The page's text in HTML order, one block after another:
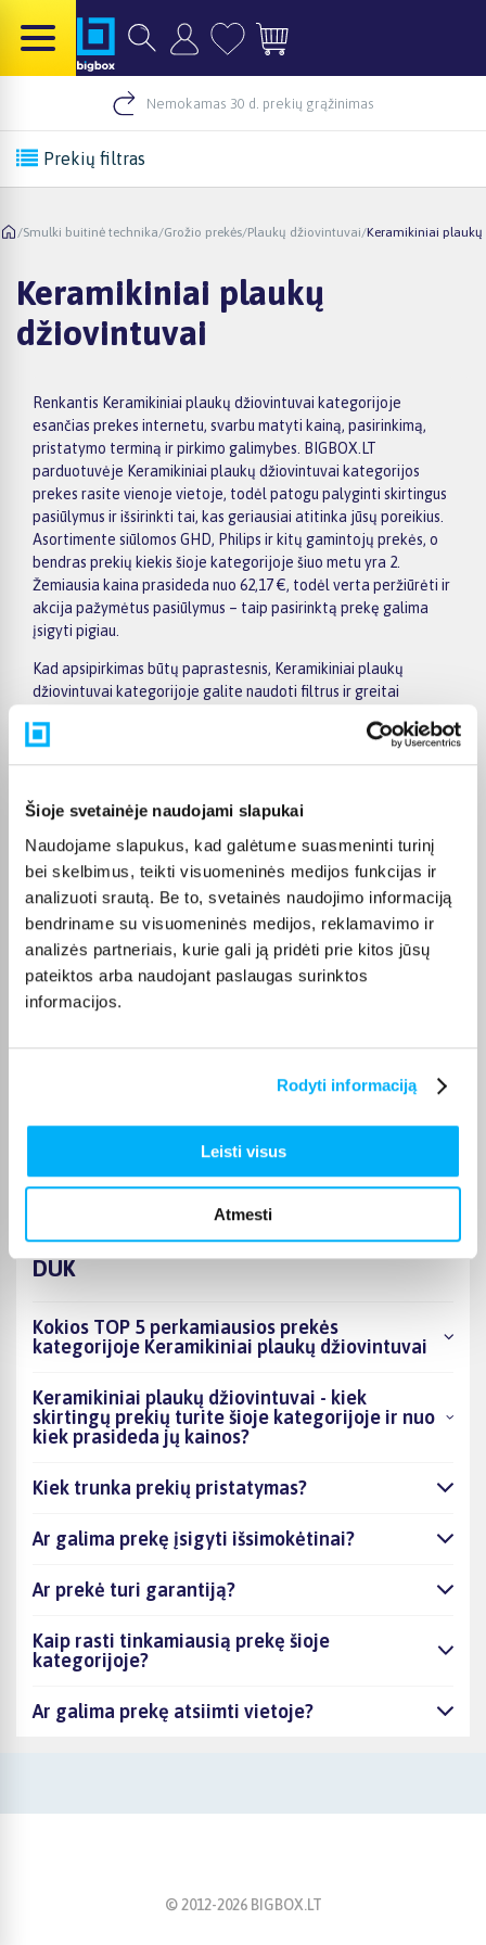
Šioje svetainėje naudojami slapukai
Naudojame slapukus, kad galėtume suasmeninti turinį
bei skelbimus, teikti visuomeninės medijos funkcijas ir
analizuoti srautą. Be to, svetainės naudojimo informaciją
bendriname su visuomeninės medijos, reklamavimo ir
analizės partneriais, kurie gali ją pridėti prie kitos jūsų
pateiktos arba naudojant paslaugas surinktos
informacijos.
Rodyti informaciją
Leisti visus
Atmesti
Nemokamas 30 d. prekių grąžinimas
Prekių filtras
/Smulki buitinė technika/Grožio prekės/Plaukų džiovintuvai/Keramikiniai
Keramikiniai plaukų
džiovintuvai
Renkantis Keramikiniai plaukų džiovintuvai kategorijoje
esančias prekes internetu, svarbu matyti kainą, pasirinkimą,
pristatymo terminą ir pirkimo galimybes. BIGBOX.LT
parduotuvėje Keramikiniai plaukų džiovintuvai kategorijos
prekes rasite vienoje vietoje, todėl patogu palyginti skirtingus
pasiūlymus ir išsirinkti tai, kas geriausiai atitinka jūsų poreikius.
Asortimente siūlomos GHD, Philips ir kitų gamintojų prekės, o
bendras prekių kiekis šioje kategorijoje šiuo metu yra 2.
Žemiausia kaina prasideda nuo 62,17 €, todėl verta peržiūrėti ir
akcija pažymėtus pasiūlymus – taip pasirinktą prekę galima
įsigyti pigiau.
Kad apsipirkimas būtų paprastesnis, Keramikiniai plaukų
džiovintuvai kategorijoje galite naudoti filtrus ir greitai
aktualius kriterijus. Prekių sąraše lengva peržiūrėti pagrindinius
kitas pirkimo sąlygas. Taip galite ramiai palyginti kelis
pasirinktą prekę internetu.
BIGBOX.LT suteikia galimybę prekes nuo 150 Eur įsigyti su
nemokamu 24 mėnesių lizingu, todėl pirkti išsimokėtinai galima
patogiai planuojant išlaidas. Užsakymus pristatome visoje
Lietuvoje: pristatymas į paštomatus kainuoja nuo 2,29 €, o
perkant nuo 499 € į paštomatą pristatoma nemokamai.
Kurjerio pristatymo kaina prasideda nuo 2,99 €. Jei prekė yra
terminą visada rasite konkrečios prekės puslapyje.
Pasirinkę tinkamą prekę iš Keramikiniai plaukų džiovintuvai
pristatymą į paštomatą, kurjeriu arba atsiėmimą BIGBOX.LT
DUK
Kokios TOP 5 perkamiausios prekės
kategorijoje Keramikiniai plaukų džiovintuvai
Keramikiniai plaukų džiovintuvai - kiek
skirtingų prekių turite šioje kategorijoje ir nuo
kiek prasideda jų kainos?
Kiek trunka prekių pristatymas?
Ar galima prekę įsigyti išsimokėtinai?
Ar prekė turi garantiją?
Kaip rasti tinkamiausią prekę šioje
kategorijoje?
Ar galima prekę atsiimti vietoje?
© 2012-2026BIGBOX.LT